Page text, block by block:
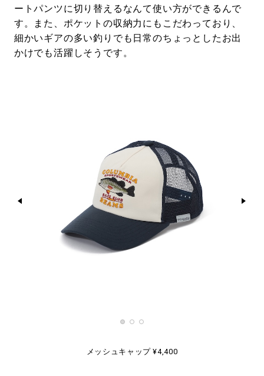
ートパンツに切り替えるなんて使い方ができるんで
す。また、ポケットの収納力にもこだわっており、
細かいギアの多い釣りでも日常のちょっとしたお出
かけでも活躍しそうです。
メッシュキャップ ¥4,400